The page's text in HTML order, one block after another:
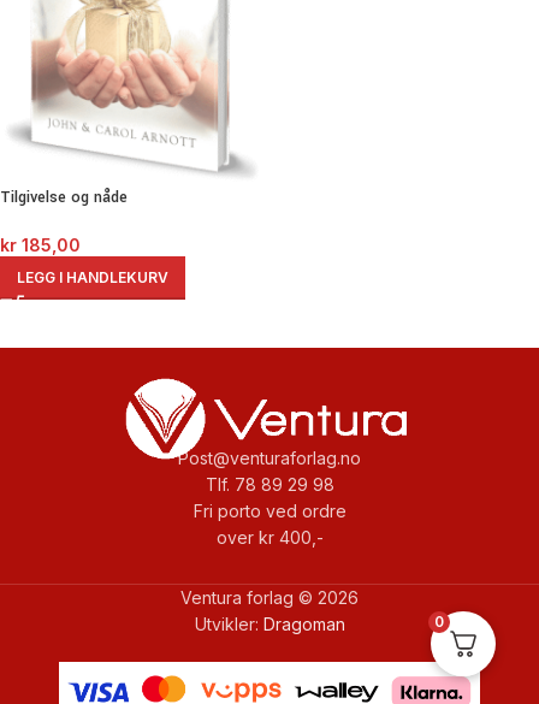
Tilgivelse og nåde
kr 185,00
LEGG I HANDLEKURV
Post@venturaforlag.no
Tlf. 78 89 29 98
Fri porto ved ordre
over kr 400,-
Ventura forlag © 2026
Utvikler: Dragoman 0